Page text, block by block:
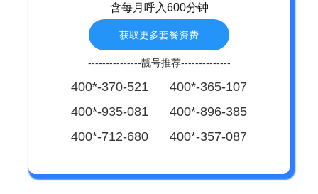
含每月呼入600分钟
获取更多套餐资费
---------------靓号推荐--------------
400*-370-521 400*-365-107
400*-935-081 400*-896-385
400*-712-680 400*-357-087